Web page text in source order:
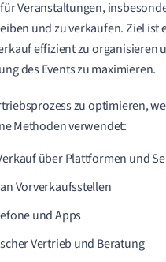
Veranstaltungen,
und zu verkaufen. Ziel ist
effizient zu organisieren
des Events zu maximieren.
zu optimieren,
Methoden verwendet:
über Plattformen und
Vorverkaufsstellen
und Apps
Vertrieb und Beratung